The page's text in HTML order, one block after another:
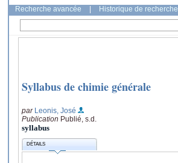
Recherche avancée Historique de recherche
Syllabus de chimie générale
par Leonis, José
Publication Publié, s.d.
syllabus
DÉTAILS